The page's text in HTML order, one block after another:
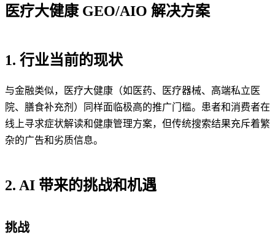
医疗大健康 GEO/AIO 解决方案
1. 行业当前的现状
与金融类似，医疗大健康（如医药、医疗器械、高端私立医
院、膳食补充剂）同样面临极高的推广门槛。患者和消费者在
线上寻求症状解读和健康管理方案，但传统搜索结果充斥着繁
杂的广告和劣质信息。
2. AI 带来的挑战和机遇
挑战